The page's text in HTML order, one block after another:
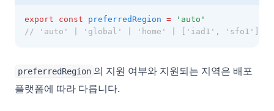
export const preferredRegion =
'auto'
// 'auto' | 'global' | 'home' | ['iad1', 'sfo1']
preferredRegion 의 지원 여부와 지원되는 지역은 배포
플랫폼에 따라 다릅니다.